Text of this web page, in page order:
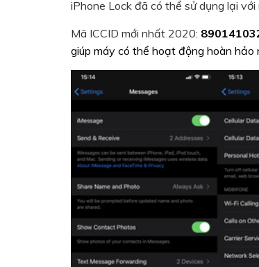
iPhone Lock đã có thể sử dụng lại
Mã ICCID mới nhất 2020:
giúp máy có thể hoạt động hoàn hảo